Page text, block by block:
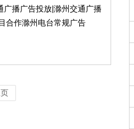
广播广告投放|滁州交通广播
合作滁州电台常规广告